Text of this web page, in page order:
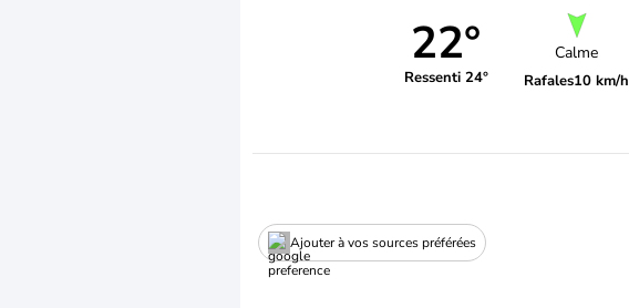
22°
Ressenti 24°
Calme
Rafales10 km/h
Ajouter à vos sources préférées